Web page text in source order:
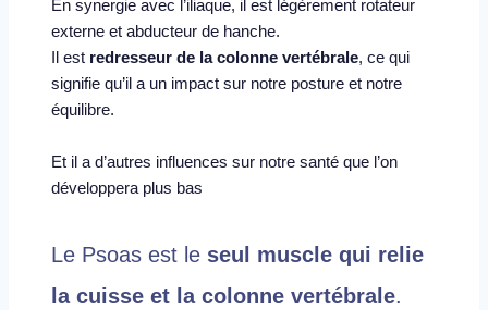
En synergie avec l’iliaque, il est légèrement rotateur
externe et abducteur de hanche.
Il est redresseur de la colonne vertébrale, ce qui
signifie qu’il a un impact sur notre posture et notre
équilibre.
Et il a d’autres influences sur notre santé que l’on
développera plus bas
Le Psoas est le seul muscle qui relie
la cuisse et la colonne vertébrale.